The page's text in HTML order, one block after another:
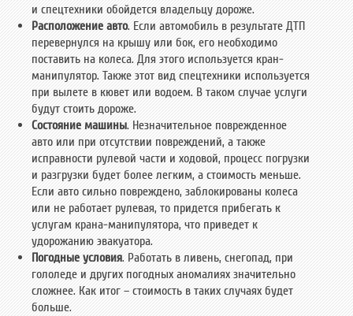
и спецтехники обойдется владельцу дороже.
Расположение авто. Если автомобиль в результате ДТП
перевернулся на крышу или бок, его необходимо
поставить на колеса. Для этого используется кран-
манипулятор. Также этот вид спецтехники используется
при вылете в кювет или водоем. В таком случае услуги
будут стоить дороже.
Состояние машины. Незначительное поврежденное
авто или при отсутствии повреждений, а также
исправности рулевой части и ходовой, процесс погрузки
и разгрузки будет более легким, а стоимость меньше.
Если авто сильно повреждено, заблокированы колеса
или не работает рулевая, то придется прибегать к
услугам крана-манипулятора, что приведет к
удорожанию эвакуатора.
Погодные условия. Работать в ливень, снегопад, при
гололеде и других погодных аномалиях значительно
сложнее. Как итог – стоимость в таких случаях будет
больше.